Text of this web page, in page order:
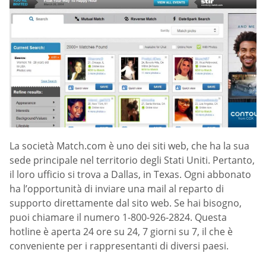
La società Match.com è uno dei siti web, che ha la sua
sede principale nel territorio degli Stati Uniti. Pertanto,
il loro ufficio si trova a Dallas, in Texas. Ogni abbonato
ha l’opportunità di inviare una mail al reparto di
supporto direttamente dal sito web. Se hai bisogno,
puoi chiamare il numero 1-800-926-2824. Questa
hotline è aperta 24 ore su 24, 7 giorni su 7, il che è
conveniente per i rappresentanti di diversi paesi.